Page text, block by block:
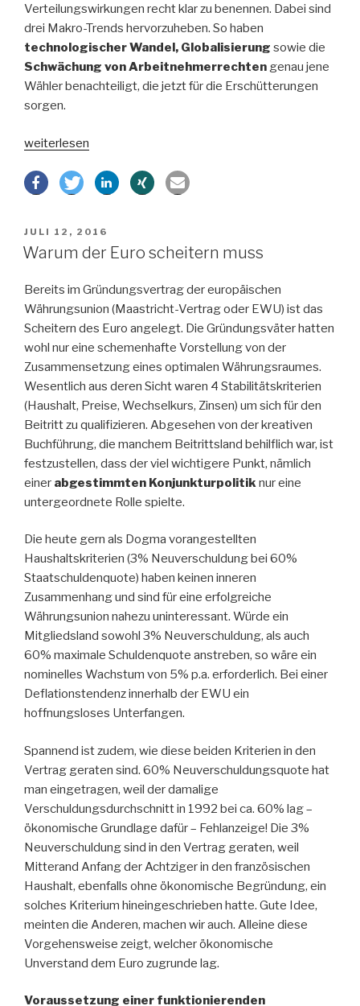
Verteilungswirkungen recht klar zu benennen. Dabei sind
drei Makro-Trends hervorzuheben. So haben
technologischer Wandel, Globalisierung sowie die
Schwächung von Arbeitnehmerrechten genau jene
Wähler benachteiligt, die jetzt für die Erschütterungen
sorgen.
„Brexit
Trump
weiterlesen
VERÖFFENTLICHT
AM
JULI 12, 2016
Warum der Euro scheitern muss
Bereits im Gründungsvertrag der europäischen
Währungsunion (Maastricht-Vertrag oder EWU) ist das
Scheitern des Euro angelegt. Die Gründungsväter hatten
wohl nur eine schemenhafte Vorstellung von der
Zusammensetzung eines optimalen Währungsraumes.
Wesentlich aus deren Sicht waren 4 Stabilitätskriterien
(Haushalt, Preise, Wechselkurs, Zinsen) um sich für den
Beitritt zu qualifizieren. Abgesehen von der kreativen
Buchführung, die manchem Beitrittsland behilflich war, ist
festzustellen, dass der viel wichtigere Punkt, nämlich
einer abgestimmten Konjunkturpolitiknur eine
untergeordnete Rolle spielte.
Die heute gern als Dogma vorangestellten
Haushaltskriterien (3% Neuverschuldung bei 60%
Staatschuldenquote) haben keinen inneren
Zusammenhang und sind für eine erfolgreiche
Währungsunion nahezu uninteressant. Würde ein
Mitgliedsland sowohl 3% Neuverschuldung, als auch
60% maximale Schuldenquote anstreben, so wäre ein
nominelles Wachstum von 5% p.a. erforderlich. Bei einer
Deflationstendenz innerhalb der EWU ein
hoffnungsloses Unterfangen.
Spannend ist zudem, wie diese beiden Kriterien in den
Vertrag geraten sind. 60% Neuverschuldungsquote hat
man eingetragen, weil der damalige
Verschuldungsdurchschnitt in 1992 bei ca. 60% lag –
ökonomische Grundlage dafür – Fehlanzeige! Die 3%
Neuverschuldung sind in den Vertrag geraten, weil
Mitterand Anfang der Achtziger in den französischen
Haushalt, ebenfalls ohne ökonomische Begründung, ein
solches Kriterium hineingeschrieben hatte. Gute Idee,
meinten die Anderen, machen wir auch. Alleine diese
Vorgehensweise zeigt, welcher ökonomische
Unverstand dem Euro zugrunde lag.
Voraussetzung einer funktionierenden